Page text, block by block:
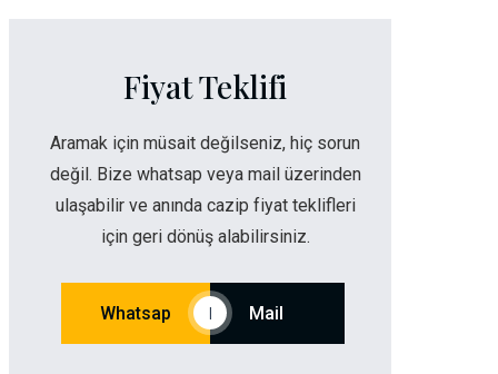
Fiyat Teklifi
Aramak için müsait değilseniz, hiç sorun
değil. Bize whatsap veya mail üzerinden
ulaşabilir ve anında cazip fiyat teklifleri
için geri dönüş alabilirsiniz.
Whatsap Mail